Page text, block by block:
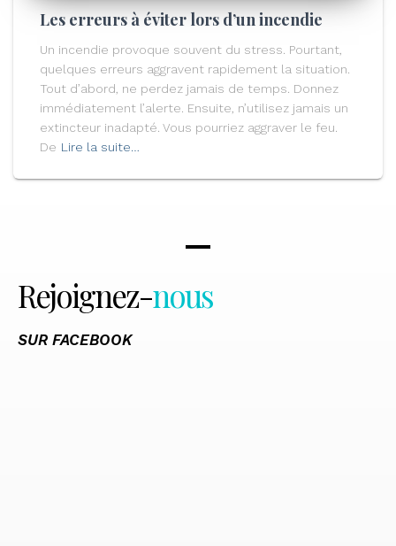
Les erreurs à éviter lors d’un incendie
Un incendie provoque souvent du stress. Pourtant,
quelques erreurs aggravent rapidement la situation.
Tout d’abord, ne perdez jamais de temps. Donnez
immédiatement l’alerte. Ensuite, n’utilisez jamais un
extincteur inadapté. Vous pourriez aggraver le feu.
De Lire la suite…
Rejoignez-nous
SUR FACEBOOK